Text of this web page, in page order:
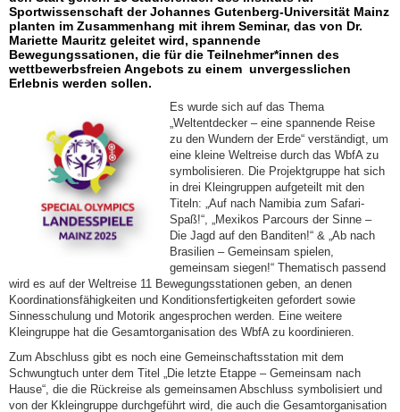
Sportwissenschaft der Johannes Gutenberg-Universität Mainz
planten im Zusammenhang mit ihrem Seminar, das von Dr.
Mariette Mauritz geleitet wird, spannende
Bewegungssationen, die für die Teilnehmer*innen des
wettbewerbsfreien Angebots zu einem unvergesslichen
Erlebnis werden sollen.
Es wurde sich auf das Thema
„Weltentdecker – eine spannende Reise
zu den Wundern der Erde“ verständigt, um
eine kleine Weltreise durch das WbfA zu
symbolisieren. Die Projektgruppe hat sich
in drei Kleingruppen aufgeteilt mit den
Titeln: „Auf nach Namibia zum Safari-
Spaß!“, „Mexikos Parcours der Sinne –
Die Jagd auf den Banditen!“ & „Ab nach
Brasilien – Gemeinsam spielen,
gemeinsam siegen!“ Thematisch passend
wird es auf der Weltreise 11 Bewegungsstationen geben, an denen
Koordinationsfähigkeiten und Konditionsfertigkeiten gefordert sowie
Sinnesschulung und Motorik angesprochen werden. Eine weitere
Kleingruppe hat die Gesamtorganisation des WbfA zu koordinieren.
Zum Abschluss gibt es noch eine Gemeinschaftsstation mit dem
Schwungtuch unter dem Titel „Die letzte Etappe – Gemeinsam nach
Hause“, die die Rückreise als gemeinsamen Abschluss symbolisiert und
von der Kkleingruppe durchgeführt wird, die auch die Gesamtorganisation